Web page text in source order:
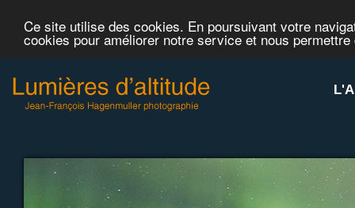
Ce site utilise des cookies. En poursuivant votre
cookies pour améliorer notre service et nous